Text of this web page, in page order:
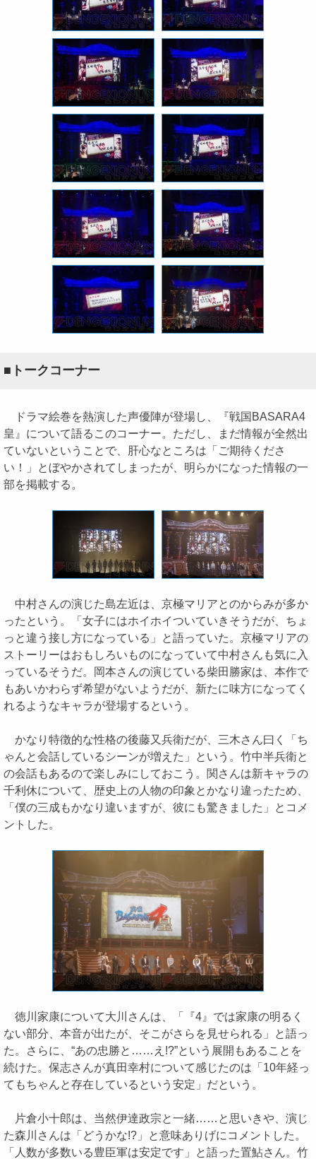
■トークコーナー
ドラマ絵巻を熱演した声優陣が登場し、『戦国BASARA4
皇』について語るこのコーナー。ただし、まだ情報が全然出
ていないということで、肝心なところは「ご期待くださ
い！」とぼやかされてしまったが、明らかになった情報の一
部を掲載する。
中村さんの演じた島左近は、京極マリアとのからみが多か
ったという。「女子にはホイホイついていきそうだが、ちょ
っと違う接し方になっている」と語っていた。京極マリアの
ストーリーはおもしろいものになっていて中村さんも気に入
っているそうだ。岡本さんの演じている柴田勝家は、本作で
もあいかわらず希望がないようだが、新たに味方になってく
れるようなキャラが登場するという。
かなり特徴的な性格の後藤又兵衛だが、三木さん曰く「ち
ゃんと会話しているシーンが増えた」という。竹中半兵衛と
の会話もあるので楽しみにしておこう。関さんは新キャラの
千利休について、歴史上の人物の印象とかなり違ったため、
「僕の三成もかなり違いますが、彼にも驚きました」とコメ
ントした。
徳川家康について大川さんは、「『4』では家康の明るく
ない部分、本音が出たが、そこがさらを見せられる」と語っ
た。さらに、“あの忠勝と……え!?”という展開もあることを
続けた。保志さんが真田幸村について感じたのは「10年経っ
てもちゃんと存在しているという安定」だという。
片倉小十郎は、当然伊達政宗と一緒……と思いきや、演じ
た森川さんは「どうかな!?」と意味ありげにコメントした。
「人数が多数いる豊臣軍は安定です」と語った置鮎さん。竹